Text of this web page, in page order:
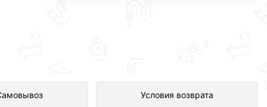
Условия возврата
в интернет-магазине